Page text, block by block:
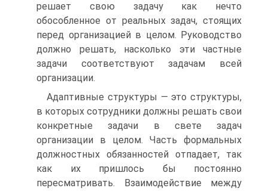
решает свою задачу как нечто
обособленное от реальных задач, стоящих
перед организацией в целом. Руководство
должно решать, насколько эти частные
задачи соответствуют задачам всей
организации.
Адаптивные структуры — это структуры,
в которых сотрудники должны решать свои
конкретные задачи в свете задач
организации в целом. Часть формальных
должностных обязанностей отпадает, так
как их пришлось бы постоянно
пересматривать. Взаимодействие между